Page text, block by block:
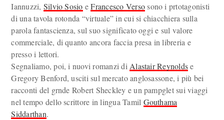
Iannuzzi, Silvio Sosio eFrancesco Versosono i prtotagonisti
di una tavola rotonda “virtuale” in cui si chiacchiera sulla
parola fantascienza, sul suo significato oggi e sul valore
commerciale, di quanto ancora faccia presa in libreria e
presso i lettori.
Segnaliamo, poi, i nuovi romanzi di Alastair Reynoldse
Gregory Benford, usciti sul mercato anglosassone, i più bei
racconti del grnde Robert Sheckley e un pampglet sui viaggi
nel tempo dello scrittore in lingua Tamil Gouthama
Siddarthan.